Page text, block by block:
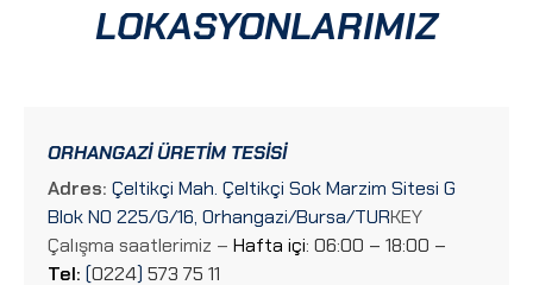
LOKASYONLARIMIZ
ORHANGAZI ÜRETIM TESISI
Adres: Çeltikçi Mah. Çeltikçi Sok Marzim Sitesi G
Blok N0 225/G/16, Orhangazi/Bursa/TURKEY
Çalışma saatlerimiz – Hafta içi: 06:00 – 18:00 –
Tel: (0224) 573 75 11